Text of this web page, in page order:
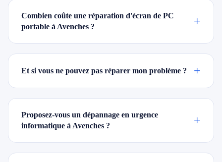
Combien coûte une réparation d'écran de PC
portable à Avenches ?
+
Et si vous ne pouvez pas réparer mon problème ? +
Proposez-vous un dépannage en urgence
informatique à Avenches ?
+